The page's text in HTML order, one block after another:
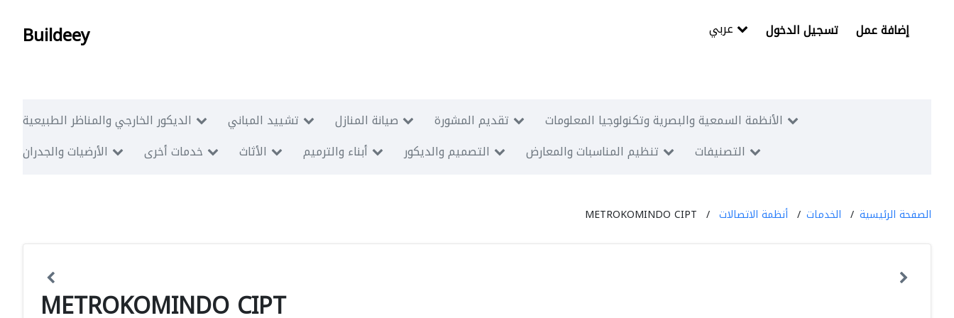
Buildeey تسجيل الدخول إضافة عمل
الديكور الخارجي والمناظر الطبيعية تشييد المباني صيانة المنازل تقديم المشورة
الأنظمة السمعية والبصرية وتكنولوجيا المعلومات
الأرضيات والجدران
خدمات أخرى الأثاث أبناء والترميم التصميم والديكور تنظيم المناسبات والمعارض التصنيفات
الصفحة الرئيسية الخدمات أنظمة الاتصالات METROKOMINDO CIPT
METROKOMINDO CIPT